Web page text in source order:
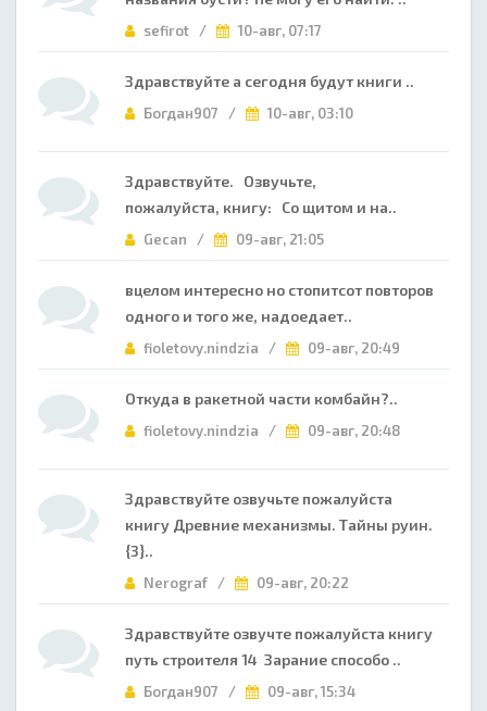
sefirot / 10-авг, 07:17
Здравствуйте а сегодня будут книги ..
Богдан907 / 10-авг, 03:10
Здравствуйте. Озвучьте,
пожалуйста, книгу: Со щитом и на..
Gecan / 09-авг, 21:05
вцелом интересно но стопитсот повторов
одного и того же, надоедает..
fioletovy.nindzia / 09-авг, 20:49
Откуда в ракетной части комбайн?..
fioletovy.nindzia / 09-авг, 20:48
Здравствуйте озвучьте пожалуйста
книгу Древние механизмы. Тайны руин.
{3}..
Nerograf / 09-авг, 20:22
Здравствуйте озвучте пожалуйста книгу
путь строителя 14 Зарание способо ..
Богдан907 / 09-авг, 15:34